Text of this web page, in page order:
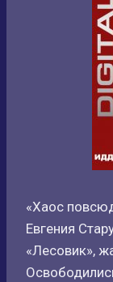
«Хаос
Евгения
«Лесовик»,